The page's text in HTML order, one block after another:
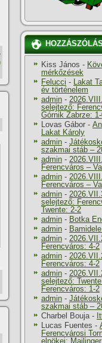
Kiss János -
mérkőzések
Felucci - Lakat
év történelem
admin -
selejtező:
Górnik Zabrze:
Lovas Gábor -
Lakat Károly
admin -
szakmai stáb –
admin -
Ferencváros –
admin -
Ferencváros –
admin -
selejtező:
Twente: 2-2
admin - Botka
admin -
admin -
Ferencváros: 4-2
admin -
Ferencváros: 4-2
admin -
selejtező:
Ferencváros: 1-2
admin -
szakmai stáb –
Charbel Bouja-
Lucas Fuentes -
Ferencvárosi
elnökei: